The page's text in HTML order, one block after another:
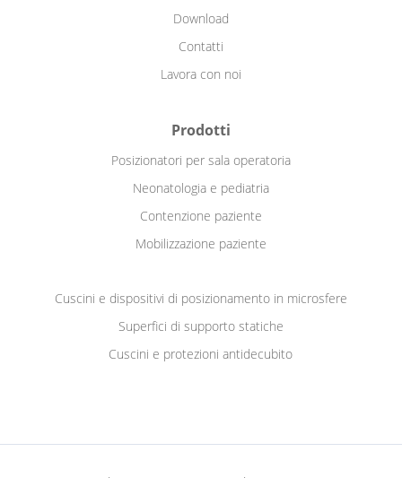
Download
Contatti
Lavora con noi
Prodotti
Posizionatori per sala operatoria
Neonatologia e pediatria
Contenzione paziente
Mobilizzazione paziente
Cuscini e dispositivi di posizionamento in microsfere
Superfici di supporto statiche
Cuscini e protezioni antidecubito